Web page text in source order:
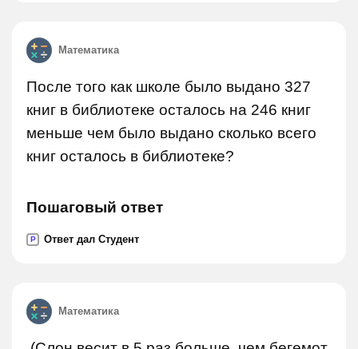
Математика
После того как школе было выдано 327
книг в библиотеке осталось на 246 книг
меньше чем было выдано сколько всего
книг осталось в библиотеке?
Пошаговый ответ
P Ответ дал Студент
Математика